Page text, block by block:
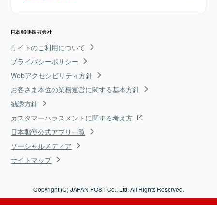
サイトのご利用について
プライバシーポリシー
Webアクセシビリティ方針
お客さま本位の業務運営に関する基本方針
勧誘方針
カスタマーハラスメントに関する考え方
日本郵便公式アプリ一覧
ソーシャルメディア
サイトマップ
Copyright (C) JAPAN POST Co., Ltd. All Rights Reserved.